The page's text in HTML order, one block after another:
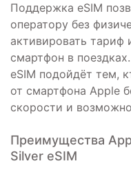
Поддержка eSIM
оператору без
активировать тариф
смартфон в
eSIM подойдёт тем,
от смартфона Apple
скорости и
Преимущества
Silver eSIM